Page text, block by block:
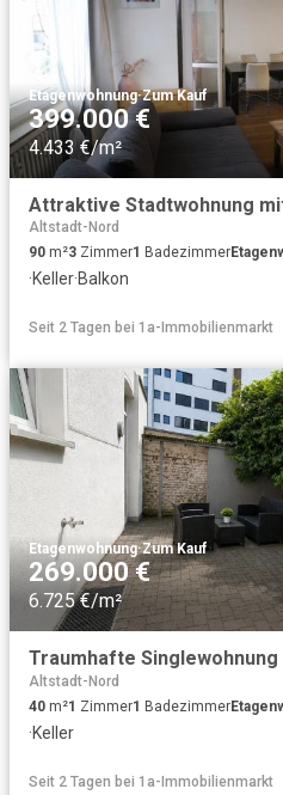
Etagenwohnung·Zum Kauf
399.000 €
4.433 €/m²
Altstadt-Nord
90 m²3 Zimmer1 Badezimmer
·Keller·Balkon
Seit 2 Tagen bei 1a-Immobilienmarkt
Etagenwohnung·Zum Kauf
269.000 €
6.725 €/m²
Altstadt-Nord
40 m²1 Zimmer1 Badezimmer
·Keller
Seit 2 Tagen bei 1a-Immobilienmarkt